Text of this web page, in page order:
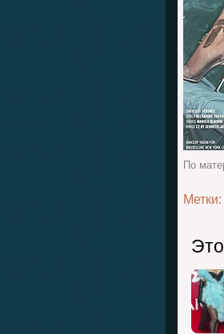
По
Метки: